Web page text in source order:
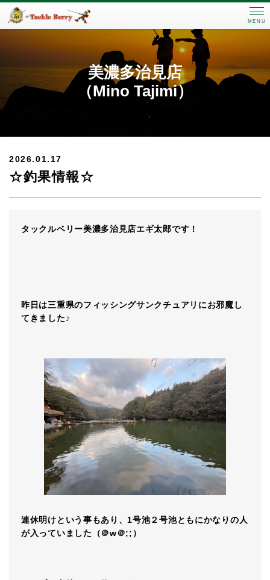
MENU
美濃多治見店
（Mino Tajimi）
2026.01.17
☆釣果情報☆
タックルベリー美濃多治見店エギ太郎です！
昨日は三重県のフィッシングサンクチュアリにお邪魔し
てきました♪
連休明けという事もあり、1号池２号池ともにかなりの人
が入っていました（＠w＠;;）